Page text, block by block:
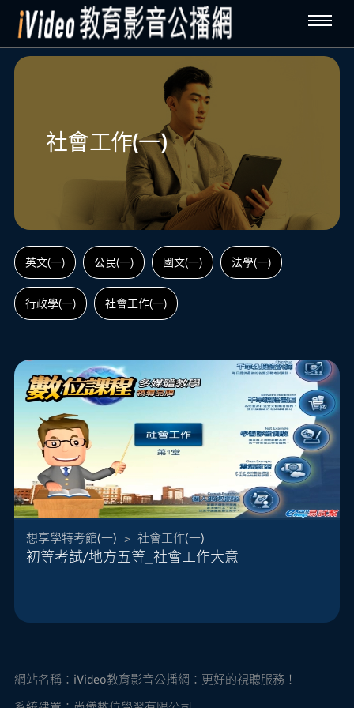
社會工作(一)
英文(一) 公民(一) 國文(一) 法學(一)
行政學(一) 社會工作(一)
本課程由老師精選必考焦點，精準點出考試趨勢與
命題方向，主題式概念講解，讓您迅速掌握考試趨
想享學特考館(一) > 社會工作(一)
初等考試/地方五等_社會工作大意
網站名稱： iVideo教育影音公播網：更好的視聽服務！